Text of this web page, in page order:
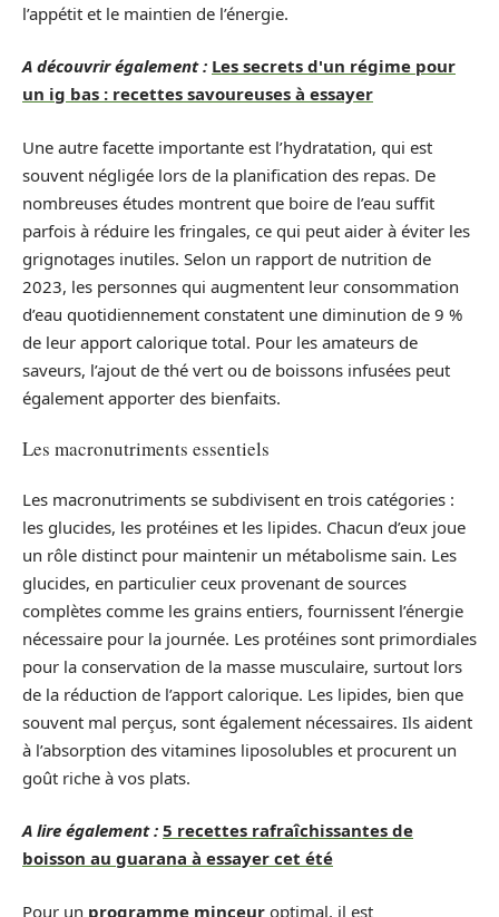
l’appétit et le maintien de l’énergie.
A découvrir également : Les secrets d'un régime pour
un ig bas : recettes savoureuses à essayer
Une autre facette importante est l’hydratation, qui est
souvent négligée lors de la planification des repas. De
nombreuses études montrent que boire de l’eau suffit
parfois à réduire les fringales, ce qui peut aider à éviter les
grignotages inutiles. Selon un rapport de nutrition de
2023, les personnes qui augmentent leur consommation
d’eau quotidiennement constatent une diminution de 9 %
de leur apport calorique total. Pour les amateurs de
saveurs, l’ajout de thé vert ou de boissons infusées peut
également apporter des bienfaits.
Les macronutriments essentiels
Les macronutriments se subdivisent en trois catégories :
les glucides, les protéines et les lipides. Chacun d’eux joue
un rôle distinct pour maintenir un métabolisme sain. Les
glucides, en particulier ceux provenant de sources
complètes comme les grains entiers, fournissent l’énergie
nécessaire pour la journée. Les protéines sont primordiales
pour la conservation de la masse musculaire, surtout lors
de la réduction de l’apport calorique. Les lipides, bien que
souvent mal perçus, sont également nécessaires. Ils aident
à l’absorption des vitamines liposolubles et procurent un
goût riche à vos plats.
A lire également : 5 recettes rafraîchissantes de
boisson au guarana à essayer cet été
Pour un programme minceur optimal, il est